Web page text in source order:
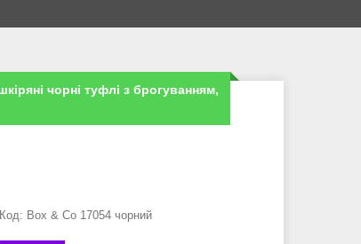
чорні туфлі з брогуванням,
Код: Box & Co 17054 чорний